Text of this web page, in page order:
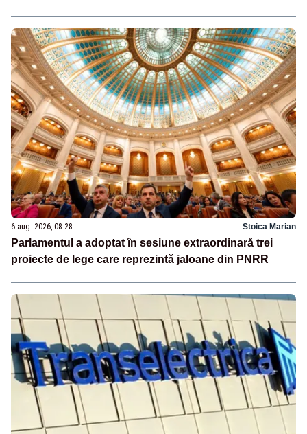
6 aug. 2026, 08:28 Stoica Marian
Parlamentul a adoptat în sesiune extraordinară trei
proiecte de lege care reprezintă jaloane din PNRR